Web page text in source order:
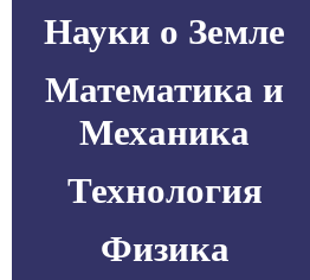
Науки о Земле
Математика и
Механика
Технология
Физика